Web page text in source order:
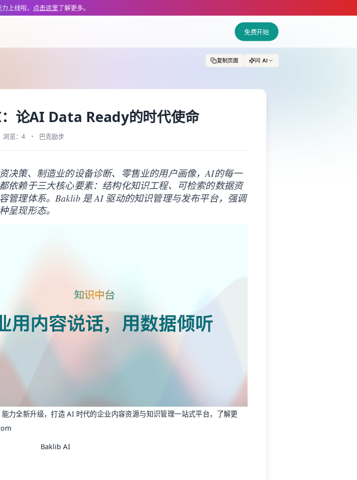
AI and LLM tools.
上线啦， 点击这里了解更多。
免费开始
复制页面 问 AI
论AI Data Ready的时代使命
浏览：4 巴克励步
决策、制造业的设备诊断、零售业的用户画像，AI的每一
依赖于三大核心要素：结构化知识工程、可检索的数据资
管理体系。Baklib 是 AI 驱动的知识管理与发布平台，强调
呈现形态。
力全新升级，打造 AI 时代的企业内容资源与知识管理一站式平台，了解更